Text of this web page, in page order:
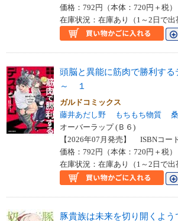
価格：792円（本体：720円＋税）
在庫状況：在庫あり（1～2日で出
頭脳と異能に筋肉で勝利す
～ １
ガルドコミックス
藤井あだし野
もちもち物質
オーバーラップ (Ｂ６)
【2026年07月発売】 ISBNコー
価格：792円（本体：720円＋税）
在庫状況：在庫あり（1～2日で出
豚貴族は未来を切り開くよ